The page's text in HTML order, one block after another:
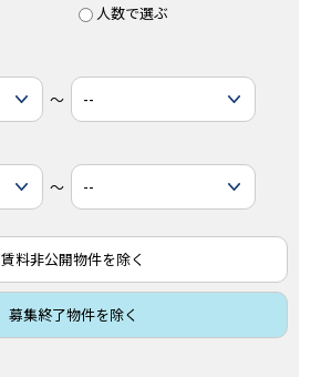
人数で選ぶ
～
～
賃料非公開物件を除く
募集終了物件を除く